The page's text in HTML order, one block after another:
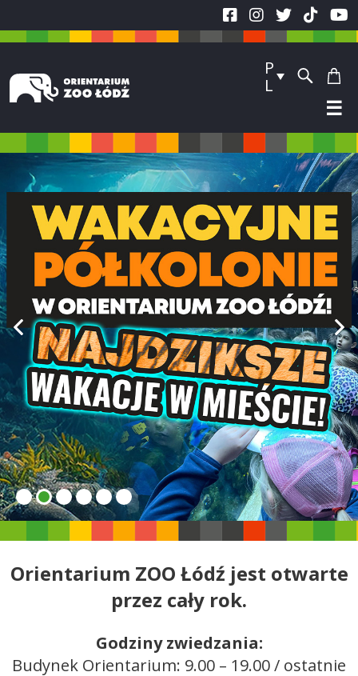
P
L
☰
Orientarium ZOO Łódź jest otwarte
przez cały rok.
Godziny zwiedzania:
Budynek Orientarium: 9.00 – 19.00 / ostatnie